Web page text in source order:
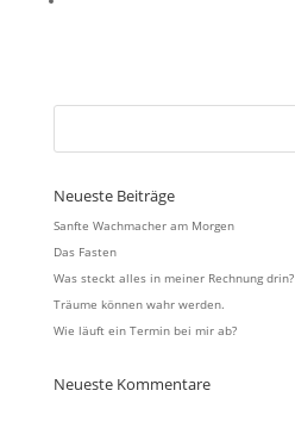
Neueste Beiträge
Sanfte Wachmacher am Morgen
Das Fasten
Was steckt alles in meiner Rechnung drin?
Träume können wahr werden.
Wie läuft ein Termin bei mir ab?
Neueste Kommentare